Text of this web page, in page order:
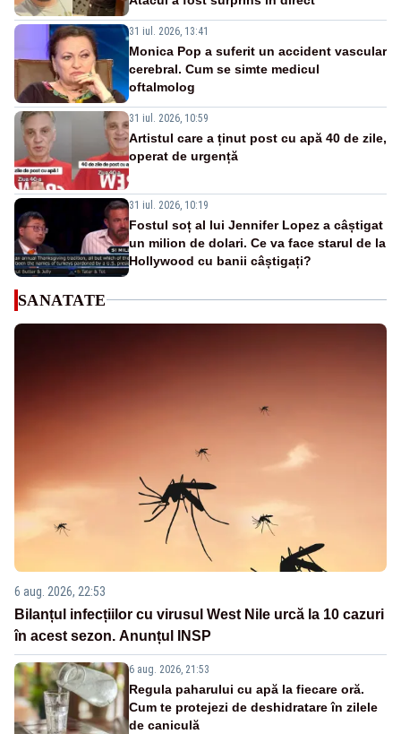
31 iul. 2026, 13:41
Monica Pop a suferit un accident vascular
cerebral. Cum se simte medicul
oftalmolog
31 iul. 2026, 10:59
Artistul care a ținut post cu apă 40 de zile,
operat de urgență
31 iul. 2026, 10:19
Fostul soț al lui Jennifer Lopez a câștigat
un milion de dolari. Ce va face starul de la
Hollywood cu banii câștigați?
SANATATE
6 aug. 2026, 22:53
Bilanțul infecțiilor cu virusul West Nile urcă la 10 cazuri
în acest sezon. Anunțul INSP
6 aug. 2026, 21:53
Regula paharului cu apă la fiecare oră.
Cum te protejezi de deshidratare în zilele
de caniculă